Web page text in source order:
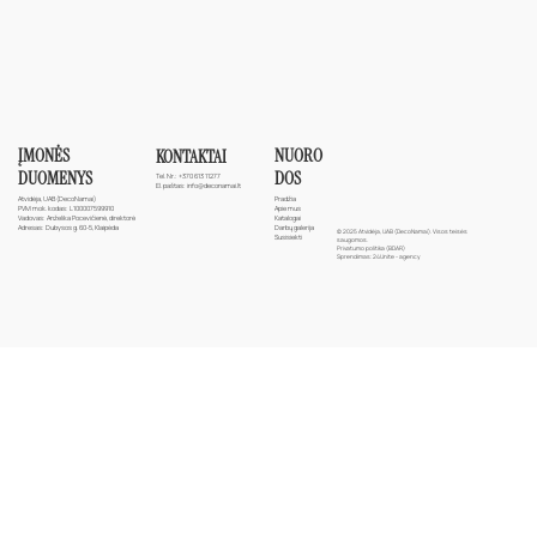
ĮMONĖS
DUOMENYS
Atvidėja, UAB (DecoNamai)
PVM mok. kodas: L100007599910
Vadovas: Anželika Pocevičienė, direktorė
Adresas: Dubysos g. 60-5, Klaipėda
KONTAKTAI
Tel. Nr.: +370 613 11277
El. paštas: info@deconamai.lt
NUORO
DOS
Pradžia
Apie mus
Katalogai
Darbų galerija
Susisiekti
© 2025 Atvidėja, UAB (DecoNamai). Visos teisės
saugomos.
Privatumo politika (BDAR)
Sprendimas:24Unite - agency